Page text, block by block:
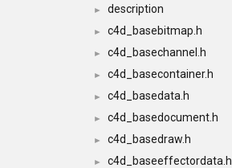
► description
► c4d_basebitmap.h
► c4d_basechannel.h
► c4d_basecontainer.h
► c4d_basedata.h
► c4d_basedocument.h
► c4d_basedraw.h
►
c4d_baseeffectordata.h